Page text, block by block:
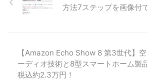
方法7ステップを画像付
【Amazon Echo Show 8 第3世代】
ーディオ技術と8型スマートホーム製
税込約2.3万円！